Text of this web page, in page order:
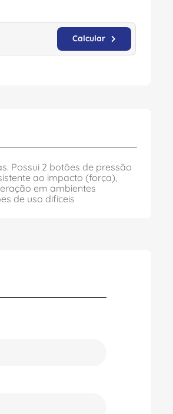
Possui 2 botões de pressão
ao impacto (força),
em ambientes
de uso difíceis